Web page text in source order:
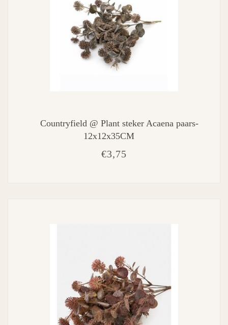
Countryfield @ Plant steker Acaena paars-
12x12x35CM
€3,75